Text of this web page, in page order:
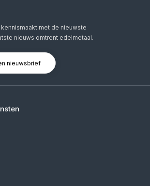
met de nieuwste
nieuws omtrent edelmetaal.
nieuwsbrief